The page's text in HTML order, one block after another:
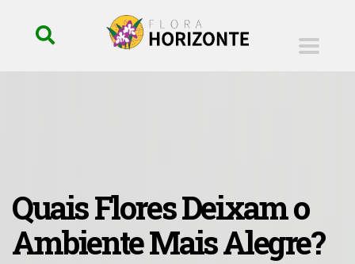
Quais Flores Deixam o
Ambiente Mais Alegre?